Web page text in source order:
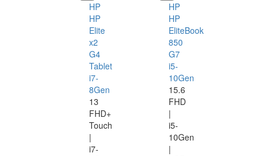
HP
HP
Elite
x2
G4
Tablet
i7-
8Gen
13
FHD+
Touch
|
i7-
HP
HP
EliteBook
850
G7
i5-
10Gen
15.6
FHD
|
i5-
10Gen
|